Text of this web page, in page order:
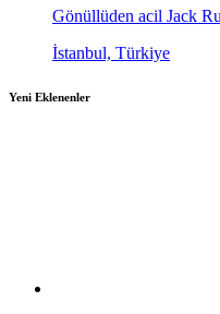
Gönüllüden acil Jack
İstanbul, Türkiye
Yeni Eklenenler